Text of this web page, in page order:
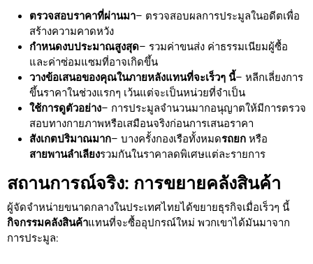
ตรวจสอบราคาที่ผ่านมา– ตรวจสอบผลการประมูลในอดีตเพื่อ
สร้างความคาดหวัง
กำหนดงบประมาณสูงสุด– รวมค่าขนส่ง ค่าธรรมเนียมผู้ซื้อ
และค่าซ่อมแซมที่อาจเกิดขึ้น
วางข้อเสนอของคุณในภายหลังแทนที่จะเร็วๆ นี้– หลีกเลี่ยงการ
ขึ้นราคาในช่วงแรกๆ เว้นแต่จะเป็นหน่วยที่จำเป็น
ใช้การดูตัวอย่าง– การประมูลจำนวนมากอนุญาตให้มีการตรวจ
สอบทางกายภาพหรือเสมือนจริงก่อนการเสนอราคา
สังเกตปริมาณมาก– บางครั้งกองเรือทั้งหมดรถยก หรือ
สายพานลำเลียงรวมกันในราคาลดพิเศษแต่ละรายการ
สถานการณ์จริง: การขยายคลังสินค้า
ผู้จัดจำหน่ายขนาดกลางในประเทศไทยได้ขยายธุรกิจเมื่อเร็วๆ นี้
กิจกรรมคลังสินค้าแทนที่จะซื้ออุปกรณ์ใหม่ พวกเขาได้มันมาจาก
การประมูล: